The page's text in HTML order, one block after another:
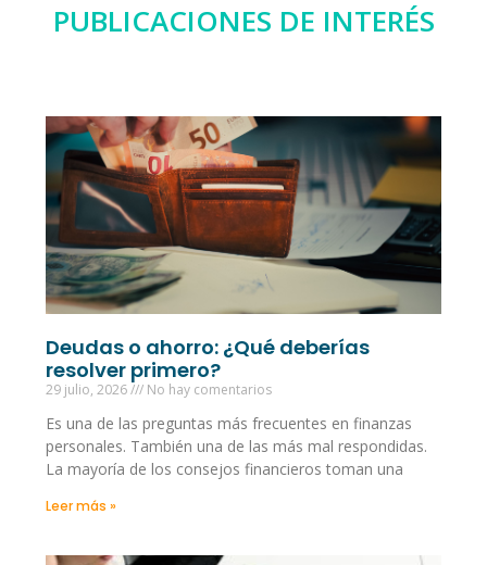
PUBLICACIONES DE INTERÉS
Deudas o ahorro: ¿Qué deberías
resolver primero?
29 julio, 2026 No hay comentarios
Es una de las preguntas más frecuentes en finanzas
personales. También una de las más mal respondidas.
La mayoría de los consejos financieros toman una
Leer más »